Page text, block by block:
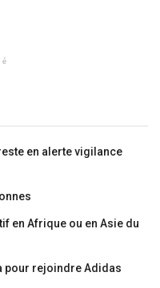
en alerte vigilance
en Afrique ou en Asie du
pour rejoindre Adidas